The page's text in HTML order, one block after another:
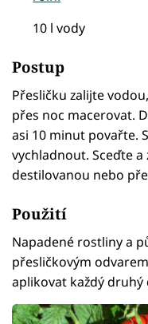
10 l vody
Postup
Přesličku zalijte
přes noc macerovat.
asi 10 minut povařte.
vychladnout. Sceďte
destilovanou nebo
Použití
Napadené rostliny a
přesličkovým
aplikovat každý